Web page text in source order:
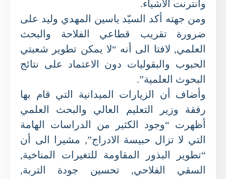
وانترنت الاشياء.
ومن جهته أكد السيّد ياسين المهدي وليد على
ضرورة تقريب قطاعي الفلاحة والبحث
العلمي, لافتا الى أنه “لا يمكن تطوير شعبتي
الحبوب والبقوليات دون الاعتماد على نتائج
البحوث العلمية”.
وأضاف أن الزيارات الميدانية التي قام بها
رفقة وزير التعليم العالي والبحث العلمي
أظهرت “وجود الكثير من الدراسات الهامة
التي لا تزال حبيسة الادراج”, مشيرا الى أن
“تطوير البذور المقاومة للتغيرات المناخية,
السقي الفلاحي, تحسين جودة التربة,